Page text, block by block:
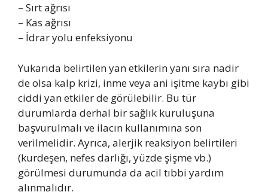
– Sırt ağrısı
– Kas ağrısı
– İdrar yolu enfeksiyonu
Yukarıda belirtilen yan etkilerin yanı sıra nadir
de olsa kalp krizi, inme veya ani işitme kaybı gibi
ciddi yan etkiler de görülebilir. Bu tür
durumlarda derhal bir sağlık kuruluşuna
başvurulmalı ve ilacın kullanımına son
verilmelidir. Ayrıca, alerjik reaksiyon belirtileri
(kurdeşen, nefes darlığı, yüzde şişme vb.)
görülmesi durumunda da acil tıbbi yardım
alınmalıdır.